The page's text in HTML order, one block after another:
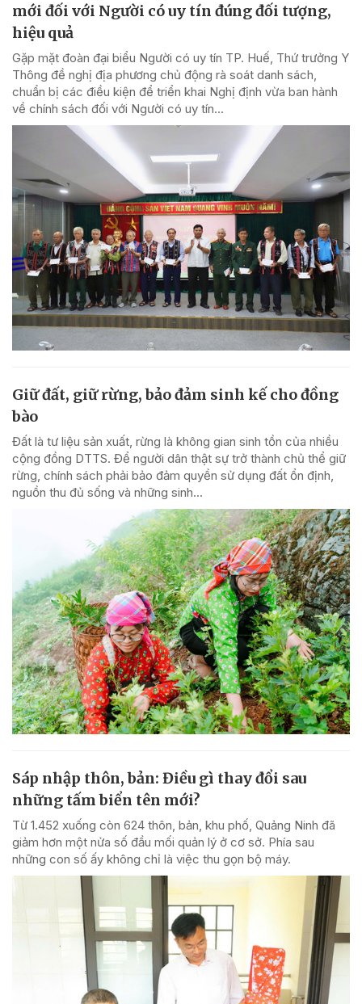
mới đối với Người có uy tín đúng đối tượng,
hiệu quả
Gặp mặt đoàn đại biểu Người có uy tín TP. Huế, Thứ trưởng Y
Thông đề nghị địa phương chủ động rà soát danh sách,
chuẩn bị các điều kiện để triển khai Nghị định vừa ban hành
về chính sách đối với Người có uy tín...
Giữ đất, giữ rừng, bảo đảm sinh kế cho đồng
bào
Đất là tư liệu sản xuất, rừng là không gian sinh tồn của nhiều
cộng đồng DTTS. Để người dân thật sự trở thành chủ thể giữ
rừng, chính sách phải bảo đảm quyền sử dụng đất ổn định,
nguồn thu đủ sống và những sinh...
Sáp nhập thôn, bản: Điều gì thay đổi sau
những tấm biển tên mới?
Từ 1.452 xuống còn 624 thôn, bản, khu phố, Quảng Ninh đã
giảm hơn một nửa số đầu mối quản lý ở cơ sở. Phía sau
những con số ấy không chỉ là việc thu gọn bộ máy.